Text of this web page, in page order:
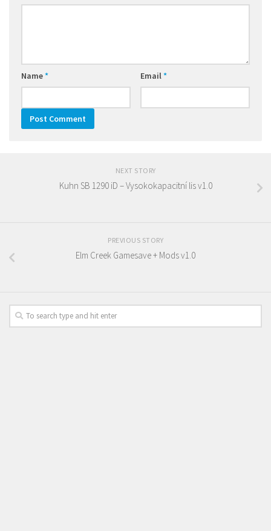
Name* Email*
NEXT STORY
Kuhn SB 1290 iD – Vysokokapacitní lis v1.0
PREVIOUS STORY
Elm Creek Gamesave + Mods v1.0